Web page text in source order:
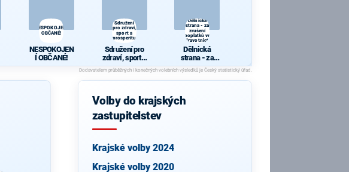
NESPOKOJENÍ
OBČANÉ!
NESPOKOJEN
Í OBČANÉ!
Sdružení
pro zdraví,
sport a
prosperitu
Sdružení pro
zdraví, sport a
prosperitu
Dělnická
strana - za
zrušení
poplatků ve
zdravotnictví
Dělnická
strana - za
zrušení
poplatků ve
zdravotnictví
Volby do krajských
zastupitelstev
Krajské volby 2024
Krajské volby 2020